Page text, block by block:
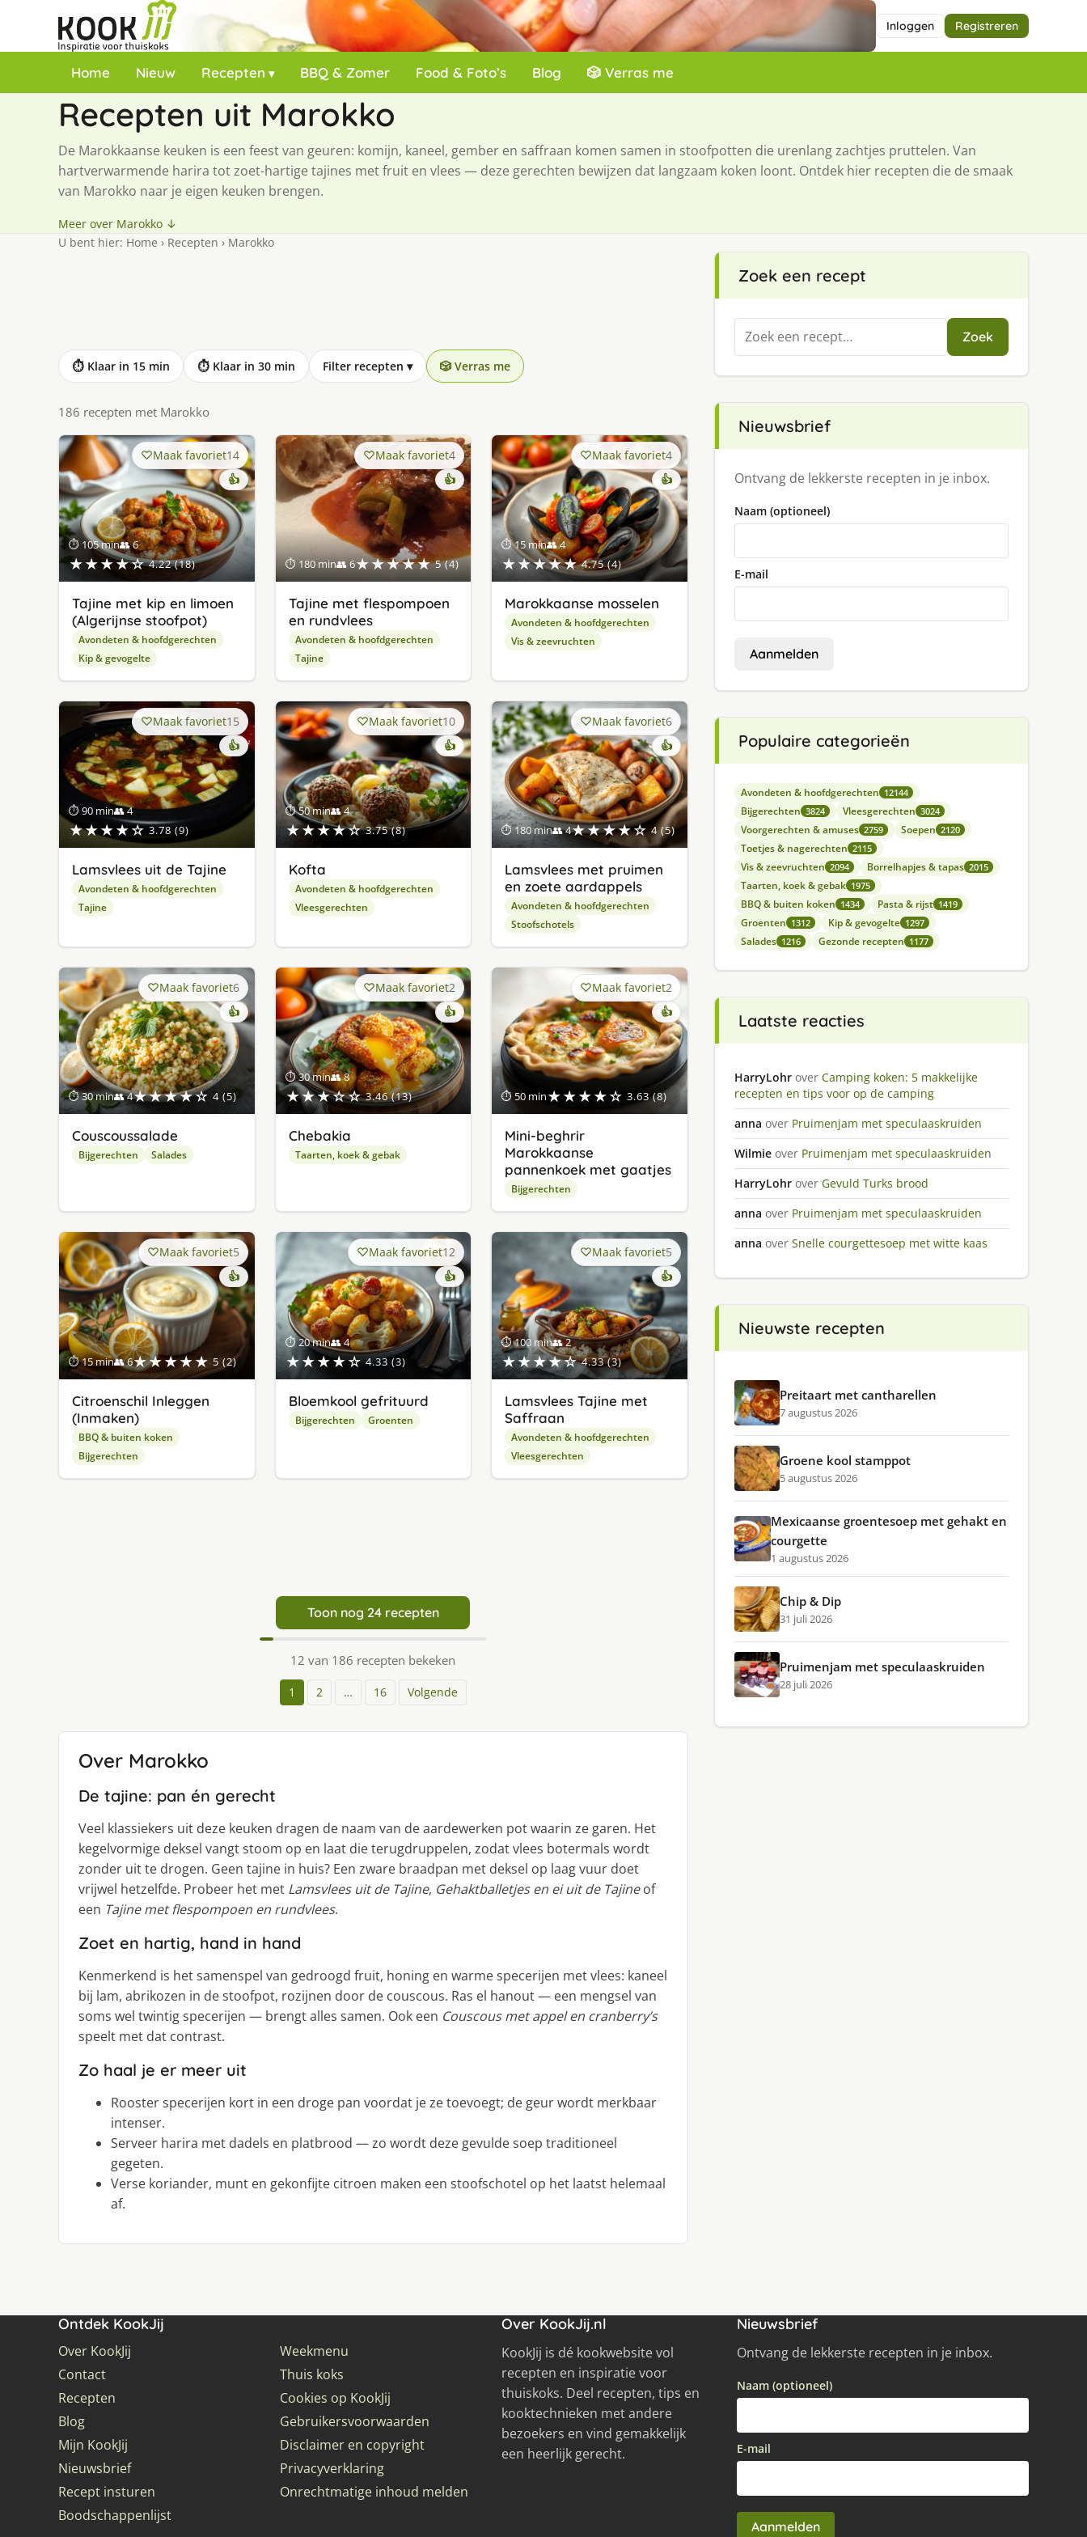
Inloggen Registreren
Home Nieuw Recepten BBQ & Zomer Food & Foto’s Blog 🎲 Verras me
Recepten uit Marokko
De Marokkaanse keuken is een feest van geuren: komijn, kaneel, gember en saffraan komen samen in stoofpotten die urenlang zachtjes pruttelen. Van
hartverwarmende harira tot zoet-hartige tajines met fruit en vlees — deze gerechten bewijzen dat langzaam koken loont. Ontdek hier recepten die de smaak
van Marokko naar je eigen keuken brengen.
Meer over Marokko ↓
U bent hier: Home › Recepten › Marokko
⏱ Klaar in 15 min ⏱ Klaar in 30 min Filter recepten ▾ 🎲 Verras me
186 recepten met Marokko
⏱ 105 min👥 6
★★★★☆ 4.22 (18)
Maak favoriet14
👍
Tajine met kip en limoen
(Algerijnse stoofpot)
Avondeten & hoofdgerechten
Kip & gevogelte
⏱ 180 min👥 6★★★★★ 5 (4)
Maak favoriet4
👍
Tajine met flespompoen
en rundvlees
Avondeten & hoofdgerechten
Tajine
⏱ 15 min👥 4
★★★★★ 4.75 (4)
Maak favoriet4
👍
Marokkaanse mosselen
Avondeten & hoofdgerechten
Vis & zeevruchten
⏱ 90 min👥 4
★★★★☆ 3.78 (9)
Maak favoriet15
👍
Lamsvlees uit de Tajine
Avondeten & hoofdgerechten
Tajine
⏱ 50 min👥 4
★★★★☆ 3.75 (8)
Maak favoriet10
👍
Kofta
Avondeten & hoofdgerechten
Vleesgerechten
⏱ 180 min👥 4★★★★☆ 4 (5)
Maak favoriet6
👍
Lamsvlees met pruimen
en zoete aardappels
Avondeten & hoofdgerechten
Stoofschotels
⏱ 30 min👥 4★★★★☆ 4 (5)
Maak favoriet6
👍
Couscoussalade
Bijgerechten Salades
⏱ 30 min👥 8
★★★☆☆ 3.46 (13)
Maak favoriet2
👍
Chebakia
Taarten, koek & gebak
⏱ 50 min★★★★☆ 3.63 (8)
Maak favoriet2
👍
Mini-beghrir
Marokkaanse
pannenkoek met gaatjes
Bijgerechten
⏱ 15 min👥 6★★★★★ 5 (2)
Maak favoriet5
👍
Citroenschil Inleggen
(Inmaken)
BBQ & buiten koken
Bijgerechten
⏱ 20 min👥 4
★★★★☆ 4.33 (3)
Maak favoriet12
👍
Bloemkool gefrituurd
Bijgerechten Groenten
⏱ 100 min👥 2
★★★★☆ 4.33 (3)
Maak favoriet5
👍
Lamsvlees Tajine met
Saffraan
Avondeten & hoofdgerechten
Vleesgerechten
Toon nog 24 recepten
12 van 186 recepten bekeken
1 2 … 16 Volgende
Over Marokko
De tajine: pan én gerecht
Veel klassiekers uit deze keuken dragen de naam van de aardewerken pot waarin ze garen. Het
kegelvormige deksel vangt stoom op en laat die terugdruppelen, zodat vlees botermals wordt
zonder uit te drogen. Geen tajine in huis? Een zware braadpan met deksel op laag vuur doet
vrijwel hetzelfde. Probeer het met Lamsvlees uit de Tajine, Gehaktballetjes en ei uit de Tajineof
een Tajine met flespompoen en rundvlees.
Zoet en hartig, hand in hand
Kenmerkend is het samenspel van gedroogd fruit, honing en warme specerijen met vlees: kaneel
bij lam, abrikozen in de stoofpot, rozijnen door de couscous. Ras el hanout — een mengsel van
soms wel twintig specerijen — brengt alles samen. Ook een Couscous met appel en cranberry’s
speelt met dat contrast.
Zo haal je er meer uit
Rooster specerijen kort in een droge pan voordat je ze toevoegt; de geur wordt merkbaar
intenser.
Serveer harira met dadels en platbrood — zo wordt deze gevulde soep traditioneel
gegeten.
Verse koriander, munt en gekonfijte citroen maken een stoofschotel op het laatst helemaal
af.
Zoek een recept
Zoeken
naar:
Zoek
Nieuwsbrief
Ontvang de lekkerste recepten in je inbox.
Naam (optioneel)
E-mail
Aanmelden
Populaire categorieën
Avondeten & hoofdgerechten 12144
Bijgerechten 3824 Vleesgerechten 3024
Voorgerechten & amuses 2759 Soepen 2120
Toetjes & nagerechten 2115
Vis & zeevruchten 2094 Borrelhapjes & tapas 2015
Taarten, koek & gebak 1975
BBQ & buiten koken 1434 Pasta & rijst 1419
Groenten 1312 Kip & gevogelte 1297
Salades 1216 Gezonde recepten 1177
Laatste reacties
HarryLohr over Camping koken: 5 makkelijke
recepten en tips voor op de camping
anna over Pruimenjam met speculaaskruiden
Wilmie over Pruimenjam met speculaaskruiden
HarryLohr over Gevuld Turks brood
anna over Pruimenjam met speculaaskruiden
anna over Snelle courgettesoep met witte kaas
Nieuwste recepten
Preitaart met cantharellen
7 augustus 2026
Groene kool stamppot
5 augustus 2026
Mexicaanse groentesoep met gehakt en
courgette
1 augustus 2026
Chip & Dip
31 juli 2026
Pruimenjam met speculaaskruiden
28 juli 2026
Ontdek KookJij
Over KookJij
Contact
Recepten
Blog
Mijn KookJij
Nieuwsbrief
Recept insturen
Boodschappenlijst
Weekmenu
Thuis koks
Cookies op KookJij
Gebruikersvoorwaarden
Disclaimer en copyright
Privacyverklaring
Onrechtmatige inhoud melden
Over KookJij.nl
KookJij is dé kookwebsite vol
recepten en inspiratie voor
thuiskoks. Deel recepten, tips en
kooktechnieken met andere
bezoekers en vind gemakkelijk
een heerlijk gerecht.
Nieuwsbrief
Ontvang de lekkerste recepten in je inbox.
Naam (optioneel)
E-mail
Aanmelden